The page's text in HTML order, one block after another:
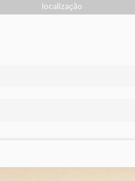
localização